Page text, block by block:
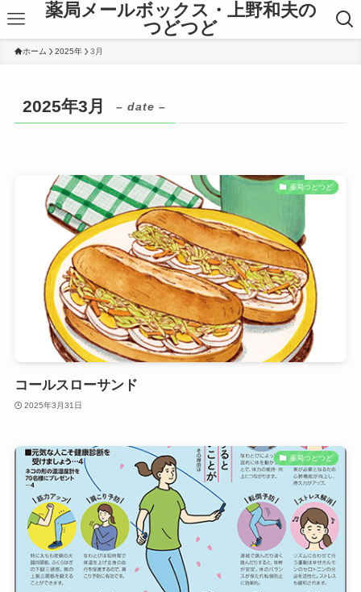
薬局メールボックス・上野和夫の
つどつど
ホーム 2025年 3月
2025年3月 – date –
薬局つどつど
コールスローサンド
2025年3月31日
薬局つどつど